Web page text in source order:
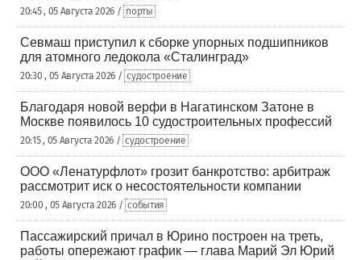
20:45 , 05 Августа 2026 / порты
Севмаш приступил к сборке упорных подшипников
для атомного ледокола «Сталинград»
20:30 , 05 Августа 2026 / судостроение
Благодаря новой верфи в Нагатинском Затоне в
Москве появилось 10 судостроительных профессий
20:15 , 05 Августа 2026 / судостроение
ООО «Ленатурфлот» грозит банкротство: арбитраж
рассмотрит иск о несостоятельности компании
20:00 , 05 Августа 2026 / события
Пассажирский причал в Юрино построен на треть,
работы опережают график — глава Марий Эл Юрий